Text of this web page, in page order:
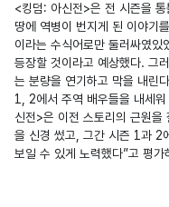
<킹덤: 아신전>은 전 시즌을
땅에 역병이 번지게 된 이야기
이라는 수식어로만 둘러싸였
등장할 것이라고 예상했다. 그
는 분량을 연기하고 막을 내린
1, 2에서 주역 배우들을 내세
신전>은 이전 스토리의 근원을
을 신경 썼고, 그간 시즌 1과 2